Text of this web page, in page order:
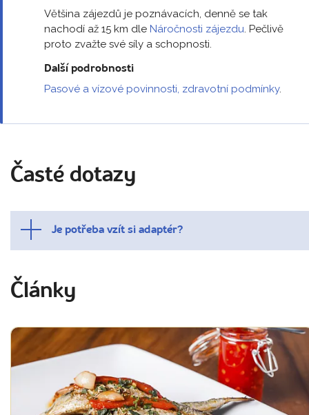
Většina zájezdů je poznávacích, denně se tak
nachodí až 15 km dle Náročnosti zájezdu . Pečlivě
proto zvažte své síly a schopnosti.
Další podrobnosti
Pasové a vízové povinnosti, zdravotní podmínky.
Časté dotazy
Je potřeba vzít si adaptér?
Články